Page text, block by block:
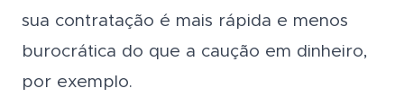
sua contratação é mais rápida e menos
burocrática do que a caução em dinheiro,
por exemplo.